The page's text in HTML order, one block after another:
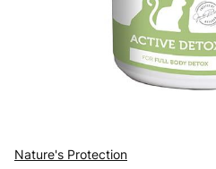
Nature's Protection